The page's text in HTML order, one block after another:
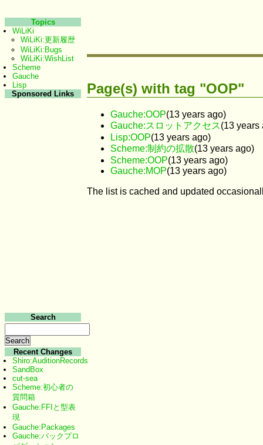
Page(s) with tag "OOP"
Gauche:OOP(13 years ago)
Gauche:スロットアクセス(13 years
Lisp:OOP(13 years ago)
Scheme:制約の拡散(13 years ago)
Scheme:OOP(13 years ago)
Gauche:MOP(13 years ago)
The list is cached and updated
Topics
WiLiKi
WiLiKi:更新履歴
WiLiKi:Bugs
WiLiKi:WishList
Scheme
Gauche
Lisp
Sponsored Links
Search
Recent Changes
Shiro:AuditionRecords
SandBox
cut-sea
Scheme:初心者の
質問箱
Gauche:FFIと型表
現
Gauche:Packages
Gauche:バックプロ